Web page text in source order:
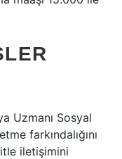
Uzmanı Sosyal
farkındalığını
iletişimini